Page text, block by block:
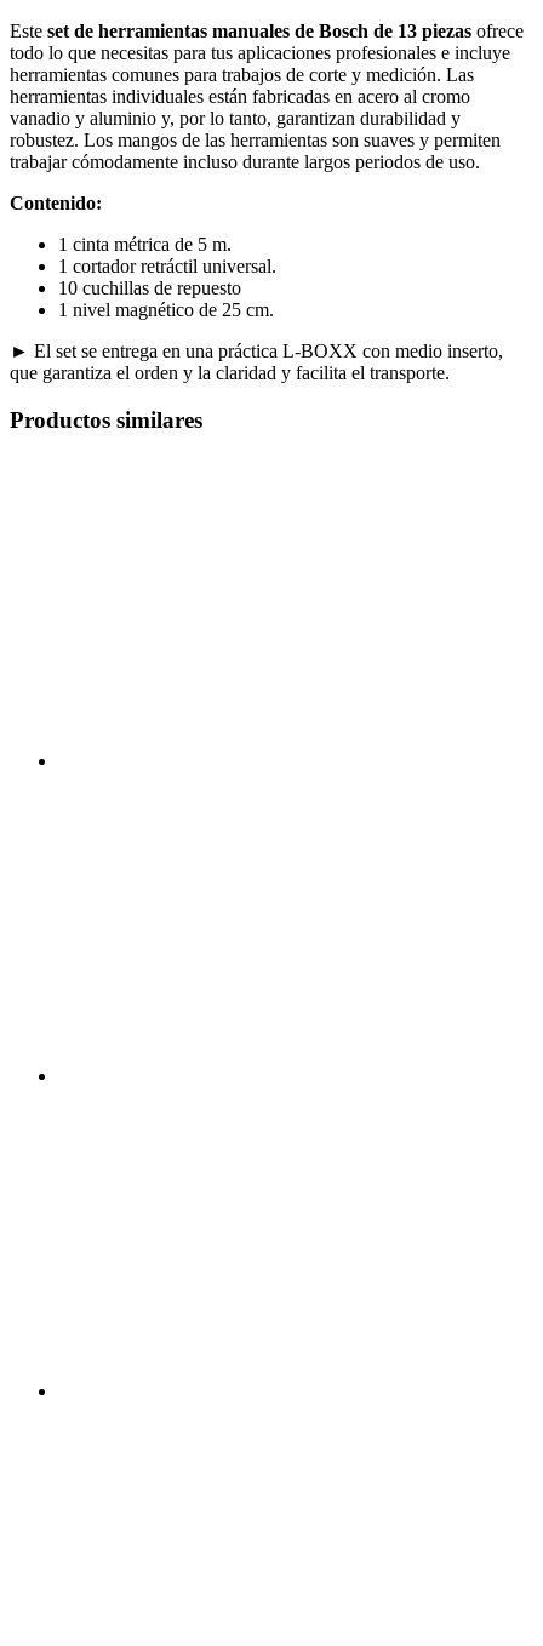
Este set de herramientas manuales de Bosch de 13 piezas ofrece
todo lo que necesitas para tus aplicaciones profesionales e incluye
herramientas comunes para trabajos de corte y medición. Las
herramientas individuales están fabricadas en acero al cromo
vanadio y aluminio y, por lo tanto, garantizan durabilidad y
robustez. Los mangos de las herramientas son suaves y permiten
trabajar cómodamente incluso durante largos periodos de uso.
Contenido:
1 cinta métrica de 5 m.
1 cortador retráctil universal.
10 cuchillas de repuesto
1 nivel magnético de 25 cm.
► El set se entrega en una práctica L-BOXX con medio inserto,
que garantiza el orden y la claridad y facilita el transporte.
Productos similares